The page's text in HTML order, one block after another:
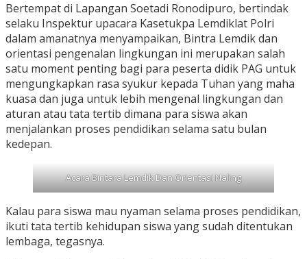
Bertempat di Lapangan Soetadi Ronodipuro, bertindak
selaku Inspektur upacara Kasetukpa Lemdiklat Polri
dalam amanatnya menyampaikan, Bintra Lemdik dan
orientasi pengenalan lingkungan ini merupakan salah
satu moment penting bagi para peserta didik PAG untuk
mengungkapkan rasa syukur kepada Tuhan yang maha
kuasa dan juga untuk lebih mengenal lingkungan dan
aturan atau tata tertib dimana para siswa akan
menjalankan proses pendidikan selama satu bulan
kedepan.
Acara Bintara Lemdik Dan Orientasi Naling
Kalau para siswa mau nyaman selama proses pendidikan,
ikuti tata tertib kehidupan siswa yang sudah ditentukan
lembaga, tegasnya.